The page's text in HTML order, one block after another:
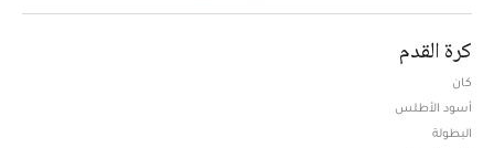
كرة القدم
كان
أسود الأطلس
البطولة